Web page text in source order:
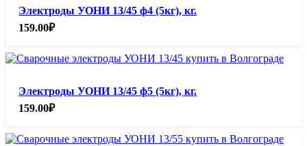
Электроды УОНИ 13/45 ф4 (5кг), кг.
159.00₽
Электроды УОНИ 13/45 ф5 (5кг), кг.
159.00₽